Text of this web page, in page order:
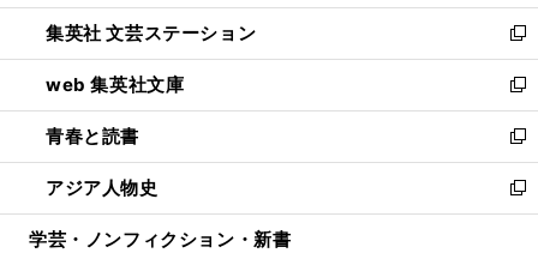
開
く
ウ
ィ
ン
ド
ウ
で
開
く
し
い
ウ
ィ
ン
ド
ウ
で
開
集英社 文芸ステーション
新
し
い
ウ
ィ
ン
ド
ウ
web 集英社文庫
新
し
い
ウ
ィ
ン
青春と読書
新
し
い
ウ
アジア人物史
新
し
学芸・ノンフィクション・新書